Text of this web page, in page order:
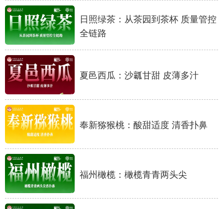
彩票 娱乐 时尚 悦读
公益 一带一路
文化产业
地方频道
北京
辽宁
山东 河南 湖北 湖南
广东 广西 海南 重庆
日照绿茶：从茶园到茶杯 质量管控
全链路
夏邑西瓜：沙瓤甘甜 皮薄多汁
奉新猕猴桃：酸甜适度 清香扑鼻
福州橄榄：橄榄青青两头尖